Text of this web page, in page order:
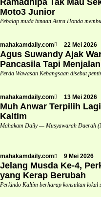
Moto3 Junior
Pebalap muda binaan Astra Honda
mahakamdaily.com 22 Mei 2026
Agus Suwandy Ajak
Pancasila Tapi
Perda Wawasan Kebangsaan disebut
mahakamdaily.com 13 Mei 2026
Muh Anwar Terpilih
Kaltim
Mahakam Daily — Musyawarah Daerah
mahakamdaily.com 9 Mei 2026
Jelang Musda Ke-4,
yang Kerap Berubah
Perkindo Kaltim berharap konsultan lokal